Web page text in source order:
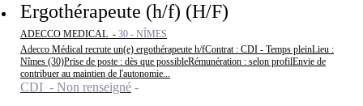
Ergothérapeute (h/f) (H/F)
ADECCO MEDICAL - 30 - NÎMES
Adecco Médical recrute un(e) ergothérapeute h/fContrat : CDI - Temps pleinLieu :
Nîmes (30)Prise de poste : dès que possibleRémunération : selon profilEnvie de
contribuer au maintien de l'autonomie...
CDI - Non renseigné